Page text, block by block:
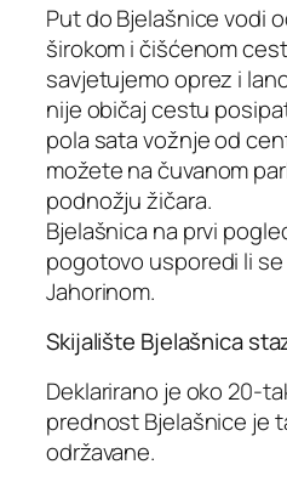
Put do Bjelašnice vodi
širokom i čišćenom
savjetujemo oprez i
nije običaj cestu
pola sata vožnje od
možete na čuvanom
podnožju žičara.
Bjelašnica na prvi
pogotovo usporedi li
Jahorinom.
Skijalište Bjelašnica
Deklarirano je oko 20-
prednost Bjelašnice je
održavane.